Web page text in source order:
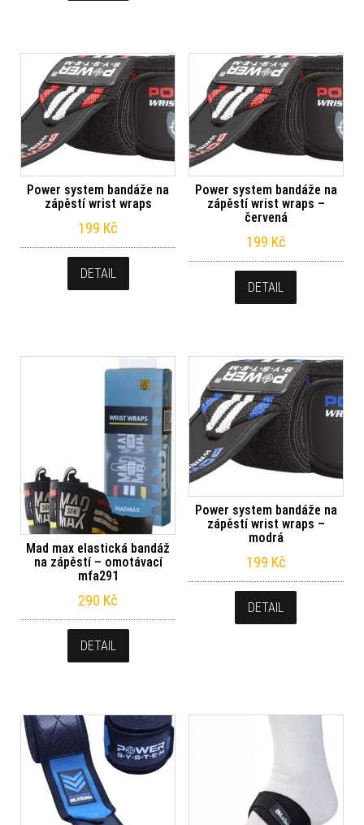
Power system bandáže na
zápěstí wrist wraps
199 Kč
DETAIL
Power system bandáže na
zápěstí wrist wraps –
červená
199 Kč
DETAIL
Mad max elastická bandáž
na zápěstí – omotávací
mfa291
290 Kč
DETAIL
Power system bandáže na
zápěstí wrist wraps –
modrá
199 Kč
DETAIL